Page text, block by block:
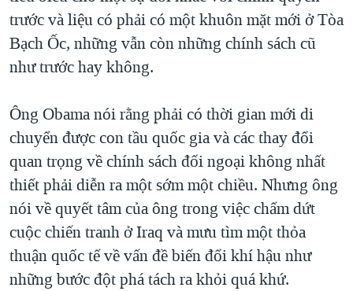
trước và liệu có phải có một khuôn mặt mới ở Tòa
Bạch Ốc, những vẫn còn những chính sách cũ
như trước hay không.
Ông Obama nói rằng phải có thời gian mới di
chuyển được con tầu quốc gia và các thay đổi
quan trọng về chính sách đối ngoại không nhất
thiết phải diễn ra một sớm một chiều. Nhưng ông
nói về quyết tâm của ông trong việc chấm dứt
cuộc chiến tranh ở Iraq và mưu tìm một thỏa
thuận quốc tế về vấn đề biến đổi khí hậu như
những bước đột phá tách ra khỏi quá khứ.